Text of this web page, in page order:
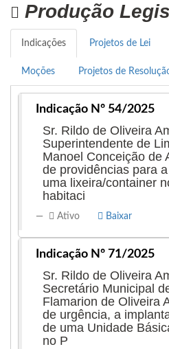
sociais,
de saúde, assistência
profundo vínculo com
necessidades da
diferencial em sua ação
anos de atuação
reconhecida por sua
direto às necessidades
habilidade em
população em ações
Como vereadora
propósito de promover a
população de
uma voz ativa nas
impactam diretamente o
Produção
Indicações Projetos de Lei
Moções Projetos de
Indicação Nº 54/2025
Sr. Rildo de Oliveira
Superintendente de
Manoel Conceição de
de providências para
uma lixeira/container
habitaci
Ativo Baixar
Indicação Nº 71/2025
Sr. Rildo de Oliveira
Secretário Municipal
Flamarion de Oliveira
de urgência, a
de uma Unidade
no P